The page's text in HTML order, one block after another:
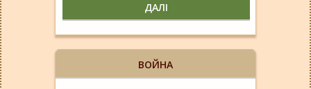
ДАЛІ
ВОЙНА